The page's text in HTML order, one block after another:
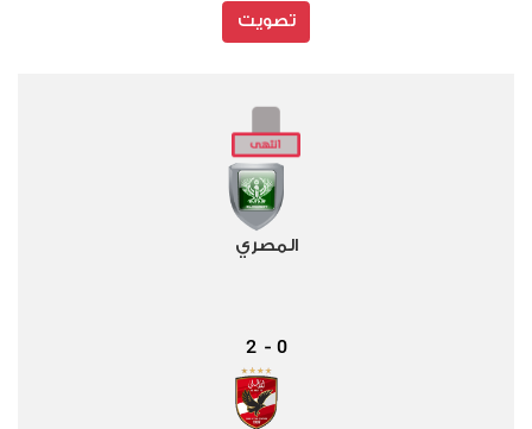
تصويت
المصري
0
-
2